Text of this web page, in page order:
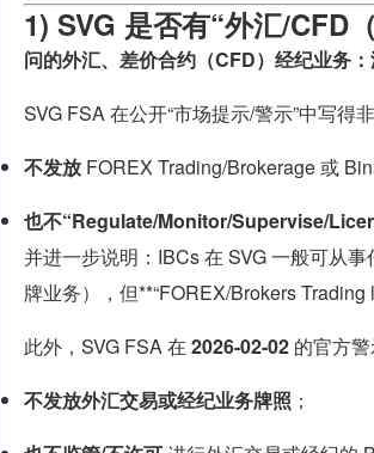
牌照
1) SVG 是否有“外汇/CFD
问的外汇、差价合约（CFD）经纪业务
SVG FSA 在公开“市场提示/警示”中写得
不发放 FOREX Trading/Brokerage 或
也不“Regulate/Monitor/Supervise/
并进一步说明：IBCs 在 SVG 一般可从
牌业务），但**“FOREX/Brokers
此外，SVG FSA 在 2026-02-02 的官方
不发放外汇交易或经纪业务牌照 ；